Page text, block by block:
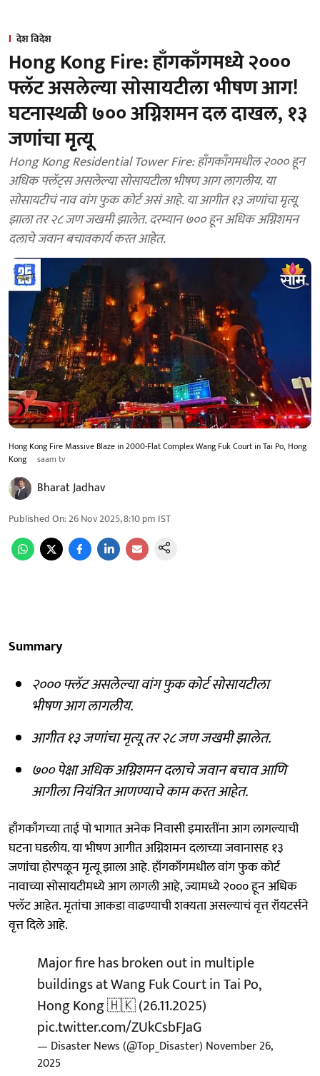
देश विदेश
Hong Kong Fire: हाँगकाँगमध्ये २०००
फ्लॅट असलेल्या सोसायटीला भीषण आग!
घटनास्थळी ७०० अग्निशमन दल दाखल, १३
जणांचा मृत्यू
Hong Kong Residential Tower Fire: हाँगकाँगमधील २००० हून
अधिक फ्लॅट्स असलेल्या सोसायटीला भीषण आग लागलीय. या
सोसायटीचं नाव वांग फुक कोर्ट असं आहे. या आगीत १३ जणांचा मृत्यू
झाला तर २८ जण जखमी झालेत. दरम्यान ७०० हून अधिक अग्निशमन
दलाचे जवान बचावकार्य करत आहेत.
Hong Kong Fire Massive Blaze in 2000-Flat Complex Wang Fuk Court in Tai Po, Hong
Kong
saam tv
Bharat Jadhav
Published On:26 Nov 2025, 8:10 pm IST
Summary
२००० फ्लॅट असलेल्या वांग फुक कोर्ट सोसायटीला
भीषण आग लागलीय.
आगीत १३ जणांचा मृत्यू तर २८ जण जखमी झालेत.
७०० पेक्षा अधिक अग्निशमन दलाचे जवान बचाव आणि
आगीला नियंत्रित आणण्याचे काम करत आहेत.
हाँगकाँगच्या ताई पो भागात अनेक निवासी इमारतींना आग लागल्याची
घटना घडलीय. या भीषण आगीत अग्निशमन दलाच्या जवानासह १३
जणांचा होरपळून मृत्यू झाला आहे. हाँगकाँगमधील वांग फुक कोर्ट
नावाच्या सोसायटीमध्ये आग लागली आहे, ज्यामध्ये २००० हून अधिक
फ्लॅट आहेत. मृतांचा आकडा वाढण्याची शक्यता असल्याचं वृत्त रॉयटर्सने
वृत्त दिले आहे.
Major fire has broken out in multiple
buildings at Wang Fuk Court in Tai Po,
Hong Kong 🇭🇰 (26.11.2025)
pic.twitter.com/ZUkCsbFJaG
— Disaster News (@Top_Disaster) November 26,
2025